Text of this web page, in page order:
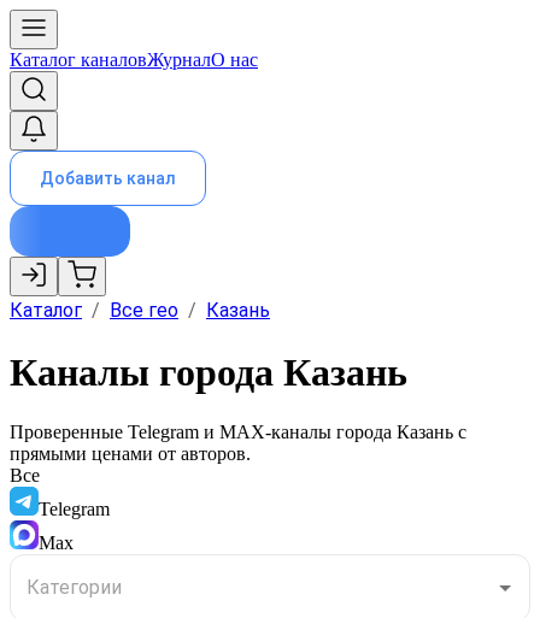
Каталог каналовЖурналО нас
Добавить канал
Каталог / Все гео / Казань
Каналы города Казань
Проверенные Telegram и MAX-каналы города Казань с
прямыми ценами от авторов.
Все
Telegram
Max